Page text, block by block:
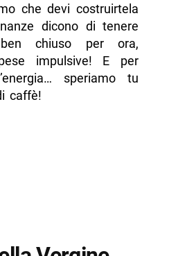
che devi costruirtela
dicono di tenere
chiuso per ora,
impulsive! E per
speriamo tu
caffè!